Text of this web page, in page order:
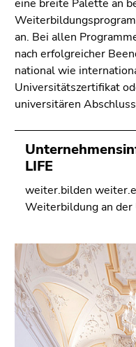
eine breite Palette an
an. Bei allen
nach erfolgreicher
national wie
Universitätszertifikat
universitären
LIFE
weiter.bilden
Weiterbildung an der